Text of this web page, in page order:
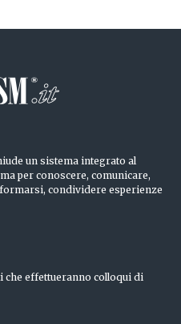
un sistema integrato al
per conoscere, comunicare,
condividere esperienze
che effettueranno colloqui di